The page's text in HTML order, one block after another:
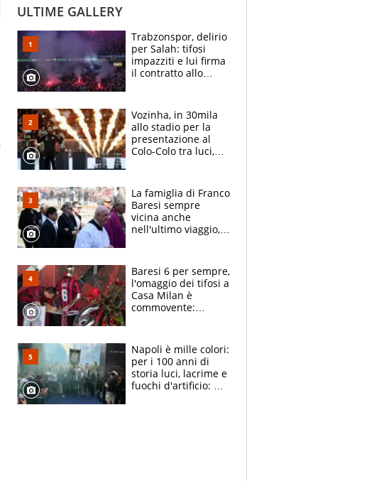
ULTIME GALLERY
Trabzonspor, delirio
per Salah: tifosi
impazziti e lui firma
il contratto allo
Vozinha, in 30mila
allo stadio per la
presentazione al
Colo-Colo tra luci,
La famiglia di Franco
Baresi sempre
vicina anche
nell'ultimo viaggio,
circondati
dall'affetto dei tifosi
Baresi 6 per sempre,
l'omaggio dei tifosi a
Casa Milan è
commovente:
bigliettini
Napoli è mille colori:
per i 100 anni di
storia luci, lacrime e
fuochi d'artificio: De